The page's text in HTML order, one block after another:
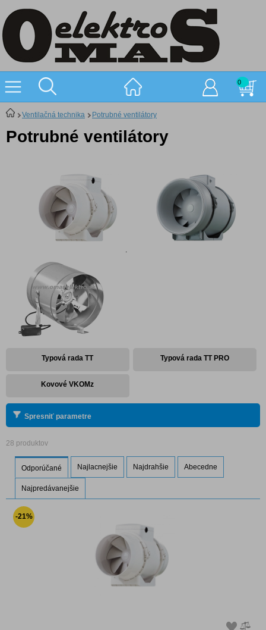
0
Ventilačná technika Potrubné ventilátory
Potrubné ventilátory
.
Typová rada TT Typová rada TT PRO
Kovové VKOMz
Spresniť parametre
28 produktov
Odporúčané Najlacnejšie Najdrahšie Abecedne
Najpredávanejšie
-21%